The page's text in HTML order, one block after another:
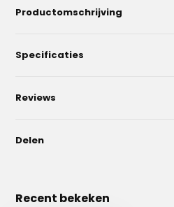
Productomschrijving
Specificaties
Reviews
Delen
Recent bekeken